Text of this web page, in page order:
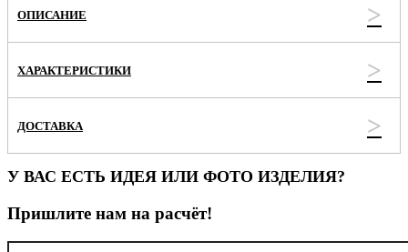
ОПИСАНИЕ
ХАРАКТЕРИСТИКИ
ДОСТАВКА
У ВАС ЕСТЬ ИДЕЯ ИЛИ ФОТО ИЗДЕЛИЯ?
Пришлите нам на расчёт!